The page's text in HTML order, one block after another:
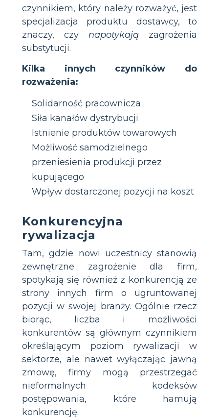
czynnikiem, który należy rozważyć, jest
specjalizacja produktu dostawcy, to
znaczy, czy napotykają zagrożenia
substytucji.
Kilka innych czynników do
rozważenia:
Solidarność pracownicza
Siła kanałów dystrybucji
Istnienie produktów towarowych
Możliwość samodzielnego
przeniesienia produkcji przez
kupującego
Wpływ dostarczonej pozycji na koszt
Konkurencyjna
rywalizacja
Tam, gdzie nowi uczestnicy stanowią
zewnętrzne zagrożenie dla firm,
spotykają się również z konkurencją ze
strony innych firm o ugruntowanej
pozycji w swojej branży. Ogólnie rzecz
biorąc, liczba i możliwości
konkurentów są głównym czynnikiem
określającym poziom rywalizacji w
sektorze, ale nawet wyłączając jawną
zmowę, firmy mogą przestrzegać
nieformalnych kodeksów
postępowania, które hamują
konkurencję.